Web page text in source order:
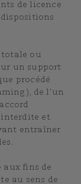
de licence
totale ou
un support
procédé
), de l’un
interdite et
entraîner
aux fins de
au sens de